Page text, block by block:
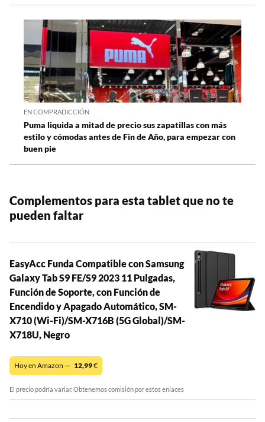
EN COMPRADICCIÓN
Puma liquida a mitad de precio sus zapatillas con más
estilo y cómodas antes de Fin de Año, para empezar con
buen pie
Complementos para esta tablet que no te
pueden faltar
EasyAcc Funda Compatible con Samsung
Galaxy Tab S9 FE/S9 2023 11 Pulgadas,
Función de Soporte, con Función de
Encendido y Apagado Automático, SM-
X710 (Wi-Fi)/SM-X716B (5G Global)/SM-
X718U, Negro
Hoy en Amazon — 12,99€
El precio podría variar. Obtenemos comisión por estos enlaces